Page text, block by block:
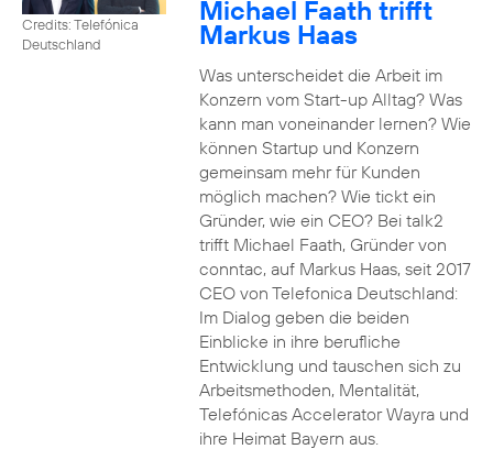
Credits: Telefónica
Deutschland
Michael Faath trifft
Markus Haas
Was unterscheidet die Arbeit im
Konzern vom Start-up Alltag? Was
kann man voneinander lernen? Wie
können Startup und Konzern
gemeinsam mehr für Kunden
möglich machen? Wie tickt ein
Gründer, wie ein CEO? Bei talk2
trifft Michael Faath, Gründer von
conntac, auf Markus Haas, seit 2017
CEO von Telefonica Deutschland:
Im Dialog geben die beiden
Einblicke in ihre berufliche
Entwicklung und tauschen sich zu
Arbeitsmethoden, Mentalität,
Telefónicas Accelerator Wayra und
ihre Heimat Bayern aus.